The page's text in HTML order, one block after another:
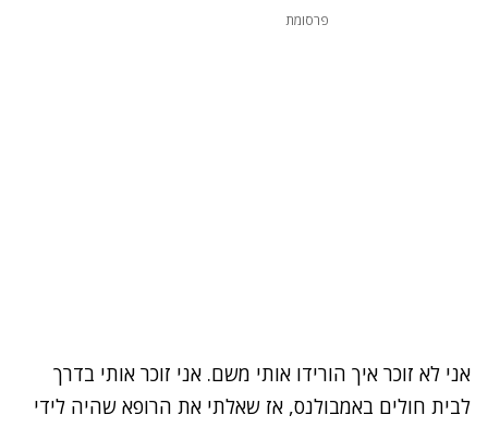
פרסומת
אני לא זוכר איך הורידו אותי משם. אני זוכר אותי בדרך
לבית חולים באמבולנס, אז שאלתי את הרופא שהיה לידי